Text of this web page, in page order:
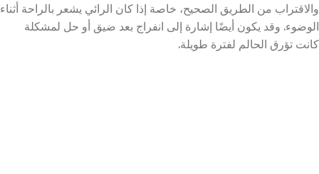
والاقتراب من الطريق الصحيح، خاصة إذا كان الرائي يشعر بالراحة أثناء
الوضوء. وقد يكون أيضًا إشارة إلى انفراج بعد ضيق أو حل لمشكلة
كانت تؤرق الحالم لفترة طويلة.